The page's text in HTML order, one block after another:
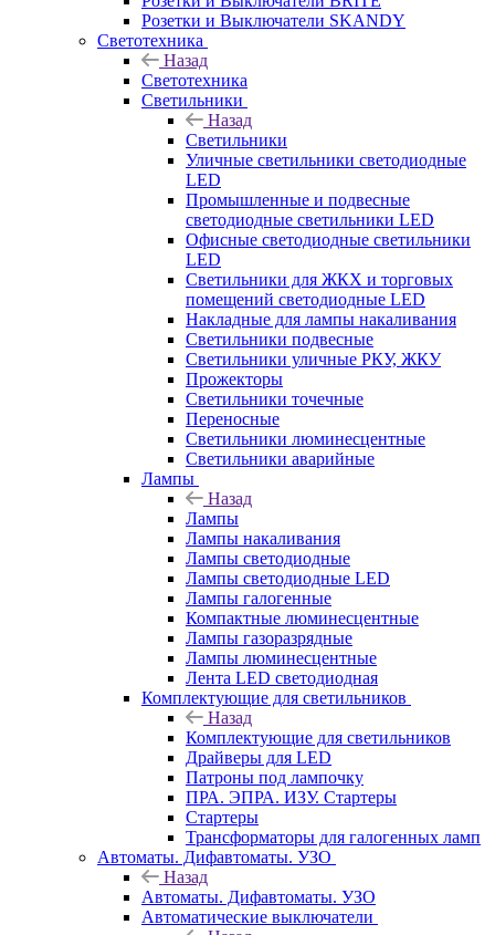
Розетки и Выключатели SKANDY
Светотехника
Назад
Светотехника
Светильники
Назад
Светильники
Уличные светильники светодиодные
LED
Промышленные и подвесные
светодиодные светильники LED
Офисные светодиодные светильники
LED
Светильники для ЖКХ и торговых
помещений светодиодные LED
Накладные для лампы накаливания
Светильники подвесные
Светильники уличные РКУ, ЖКУ
Прожекторы
Cветильники точечные
Переносные
Светильники люминесцентные
Светильники аварийные
Лампы
Назад
Лампы
Лампы накаливания
Лампы светодиодные
Лампы светодиодные LED
Лампы галогенные
Компактные люминесцентные
Лампы газоразрядные
Лампы люминесцентные
Лента LED светодиодная
Комплектующие для светильников
Назад
Комплектующие для светильников
Драйверы для LED
Патроны под лампочку
ПРА. ЭПРА. ИЗУ. Стартеры
Стартеры
Трансформаторы для галогенных ламп
Автоматы. Дифавтоматы. УЗО
Назад
Автоматы. Дифавтоматы. УЗО
Автоматические выключатели